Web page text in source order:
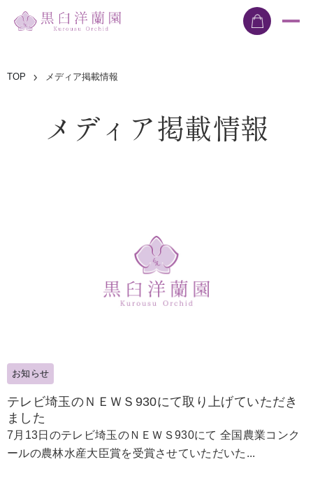
TOP メディア掲載情報
メディア掲載情報
お知らせ
テレビ埼玉のＮＥＷＳ930にて取り上げていただき
ました
7月13日のテレビ埼玉のＮＥＷＳ930にて 全国農業コンク
ールの農林水産大臣賞を受賞させていただいた...